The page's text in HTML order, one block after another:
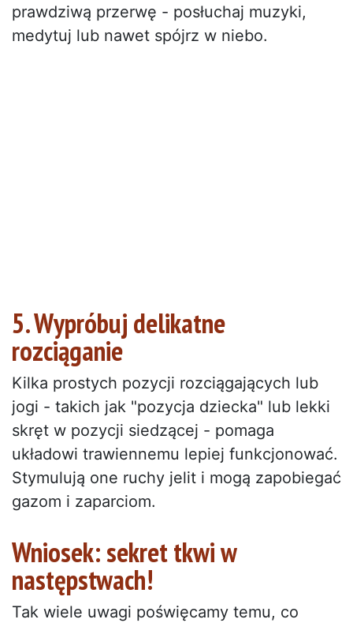
prawdziwą przerwę - posłuchaj muzyki,
medytuj lub nawet spójrz w niebo.
5. Wypróbuj delikatne
rozciąganie
Kilka prostych pozycji rozciągających lub
jogi - takich jak "pozycja dziecka" lub lekki
skręt w pozycji siedzącej - pomaga
układowi trawiennemu lepiej funkcjonować.
Stymulują one ruchy jelit i mogą zapobiegać
gazom i zaparciom.
Wniosek: sekret tkwi w
następstwach!
Tak wiele uwagi poświęcamy temu, co